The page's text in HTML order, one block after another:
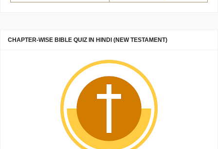
CHAPTER-WISE BIBLE QUIZ IN HINDI (NEW TESTAMENT)